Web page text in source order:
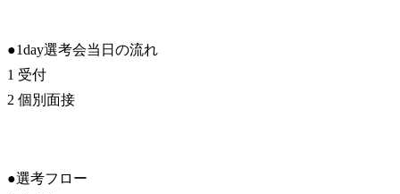
●1day選考会当日の流れ
1 受付
2 個別面接
●選考フロー